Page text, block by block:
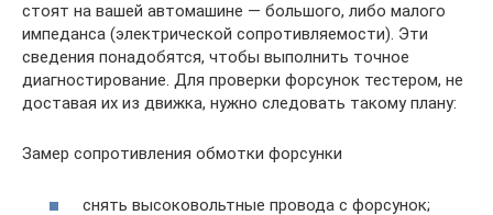
стоят на вашей автомашине — большого, либо малого
импеданса (электрической сопротивляемости). Эти
сведения понадобятся, чтобы выполнить точное
диагностирование. Для проверки форсунок тестером, не
доставая их из движка, нужно следовать такому плану:
Замер сопротивления обмотки форсунки
снять высоковольтные провода с форсунок;